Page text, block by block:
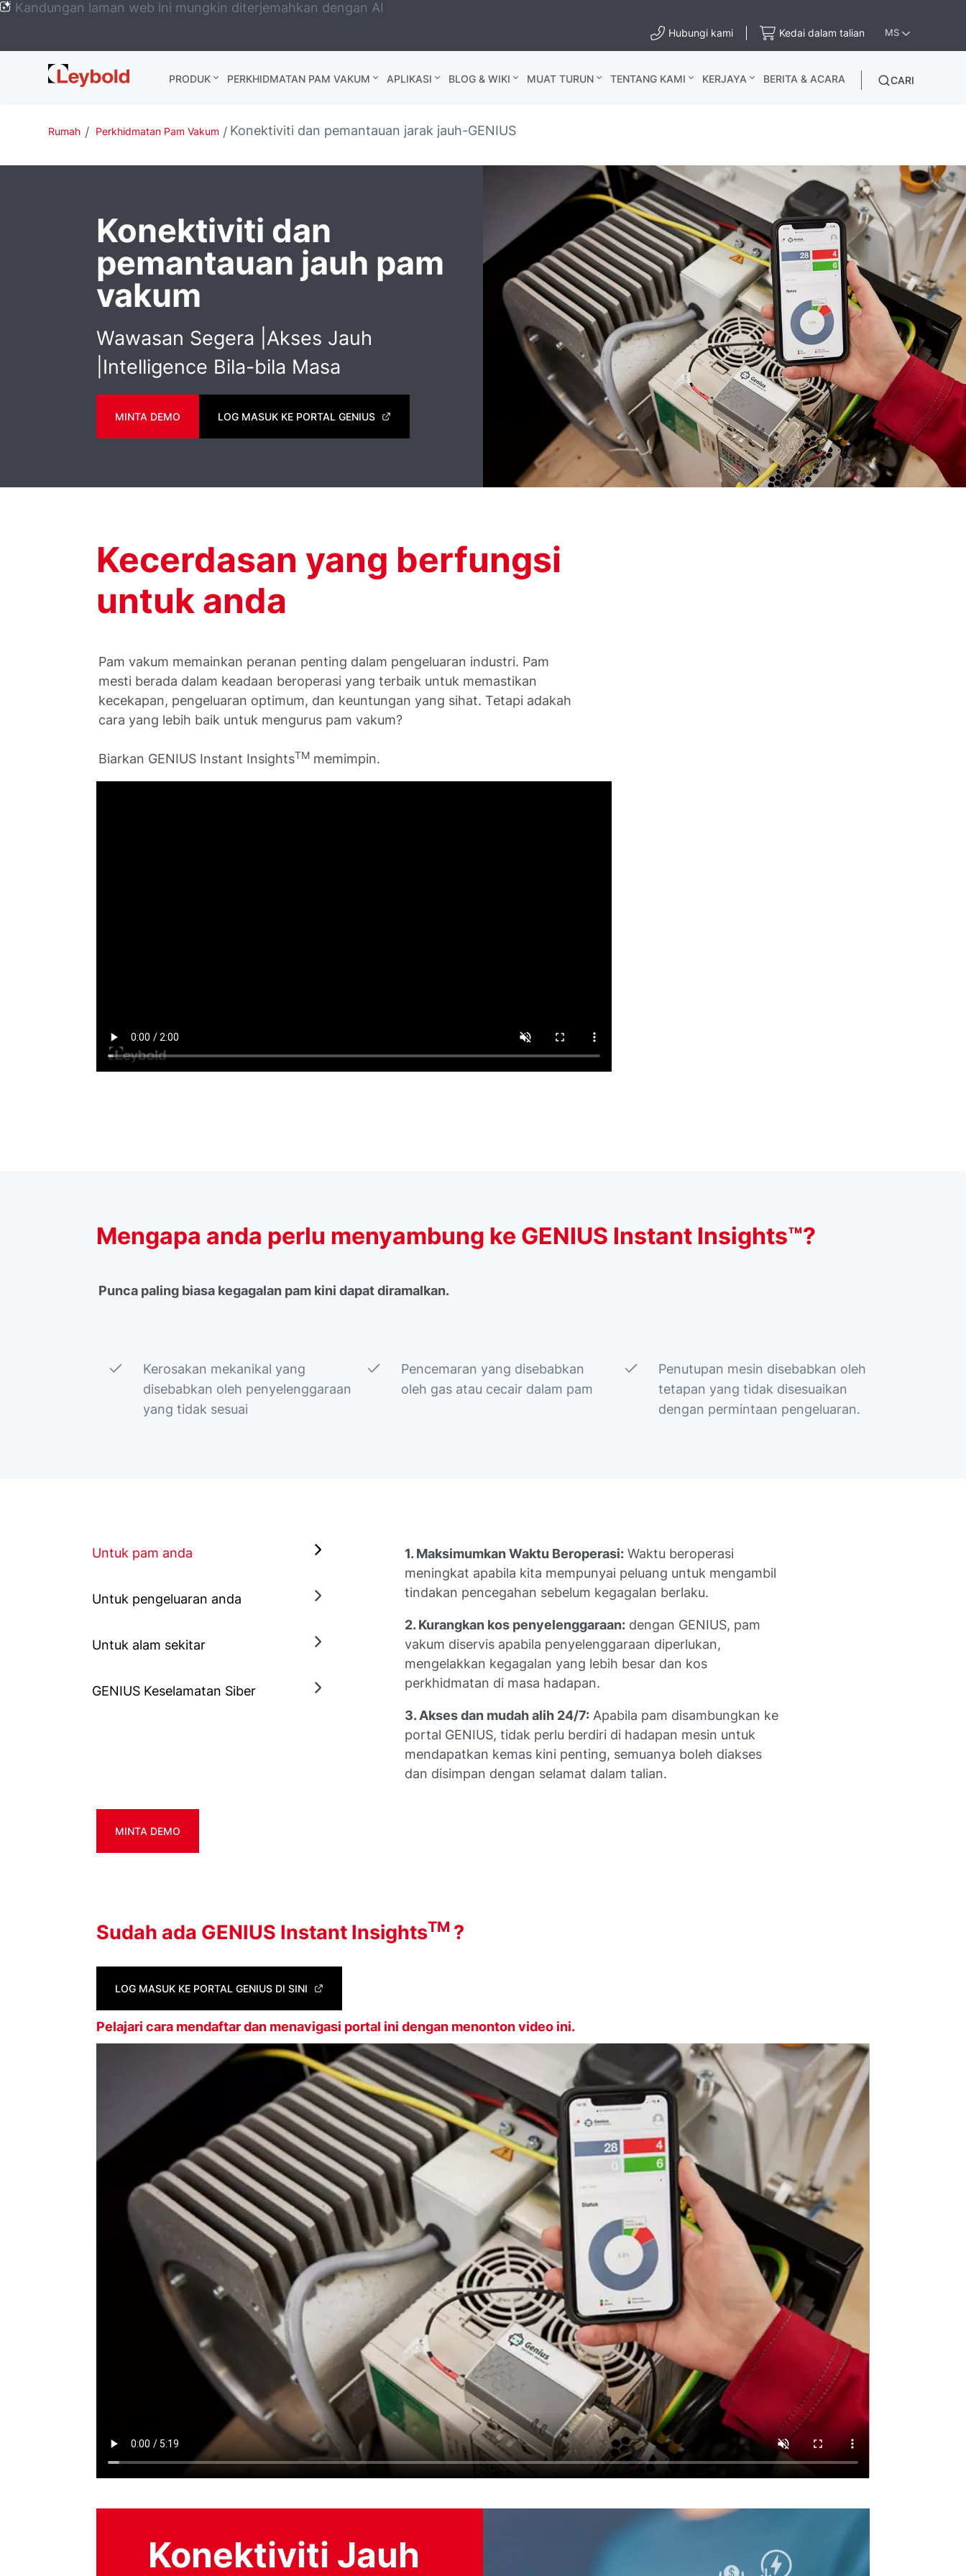
Kandungan laman web ini mungkin diterjemahkan dengan AI
Hubungi kami Kedai dalam talian MS
Leybold
Global
PRODUK PERKHIDMATAN PAM VAKUM APLIKASI BLOG & WIKI MUAT TURUN TENTANG KAMI KERJAYA BERITA & ACARA CARI
Rumah Perkhidmatan Pam Vakum Konektiviti dan pemantauan jarak jauh-GENIUS
Konektiviti dan
pemantauan jauh pam
vakum
Wawasan Segera |Akses Jauh
|Intelligence Bila-bila Masa
MINTA DEMO LOG MASUK KE PORTAL GENIUS
Kecerdasan yang berfungsi
untuk anda
Pam vakum memainkan peranan penting dalam pengeluaran industri. Pam
mesti berada dalam keadaan beroperasi yang terbaik untuk memastikan
kecekapan, pengeluaran optimum, dan keuntungan yang sihat. Tetapi adakah
cara yang lebih baik untuk mengurus pam vakum?
Biarkan GENIUS Instant InsightsTM memimpin.
Mengapa anda perlu menyambung ke GENIUS Instant Insights™?
Punca paling biasa kegagalan pam kini dapat diramalkan.
Kerosakan mekanikal yang
disebabkan oleh penyelenggaraan
yang tidak sesuai
Pencemaran yang disebabkan
oleh gas atau cecair dalam pam
Penutupan mesin disebabkan oleh
tetapan yang tidak disesuaikan
dengan permintaan pengeluaran.
Untuk pam anda
Untuk pengeluaran anda
Untuk alam sekitar
GENIUS Keselamatan Siber
1. Maksimumkan Waktu Beroperasi: Waktu beroperasi
meningkat apabila kita mempunyai peluang untuk mengambil
tindakan pencegahan sebelum kegagalan berlaku.
2. Kurangkan kos penyelenggaraan: dengan GENIUS, pam
vakum diservis apabila penyelenggaraan diperlukan,
mengelakkan kegagalan yang lebih besar dan kos
perkhidmatan di masa hadapan.
3. Akses dan mudah alih 24/7: Apabila pam disambungkan ke
portal GENIUS, tidak perlu berdiri di hadapan mesin untuk
mendapatkan kemas kini penting, semuanya boleh diakses
dan disimpan dengan selamat dalam talian.
MINTA DEMO
Sudah ada GENIUS Instant InsightsTM ?
LOG MASUK KE PORTAL GENIUS DI SINI
Pelajari cara mendaftar dan menavigasi portal ini dengan menonton video ini.
Konektiviti Jauh